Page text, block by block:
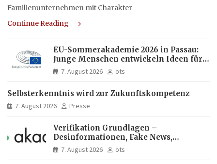
Familienunternehmen mit Charakter
Continue Reading
EU-Sommerakademie 2026 in Passau:
Junge Menschen entwickeln Ideen für
Europas Zukunft
7. August 2026 ots
Selbsterkenntnis wird zur Zukunftskompetenz
7. August 2026 Presse
Verifikation Grundlagen –
Desinformationen, Fake News,
manipulierte Inhalte | dpa-Akademie
7. August 2026 ots